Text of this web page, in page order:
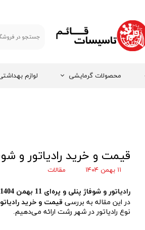
محصولات گرمایشی لوازم
قیمت و خرید رادیاتور و شوفاژ
۱۱ بهمن ۱۴۰۴ مقالات
رادیاتور و شوفاژ پنلی و پره‌ای 11 بهمن 1404
در این مقاله به بررسی قیمت و خرید
نوع رادیاتور در شهر رشت ارائه می‌دهیم.